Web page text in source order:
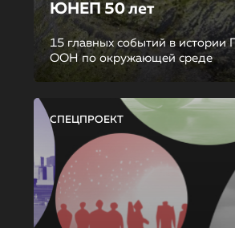
ЮНЕП 50 лет
15 главных событий в истории
ООН по окружающей среде
СПЕЦПРОЕКТ